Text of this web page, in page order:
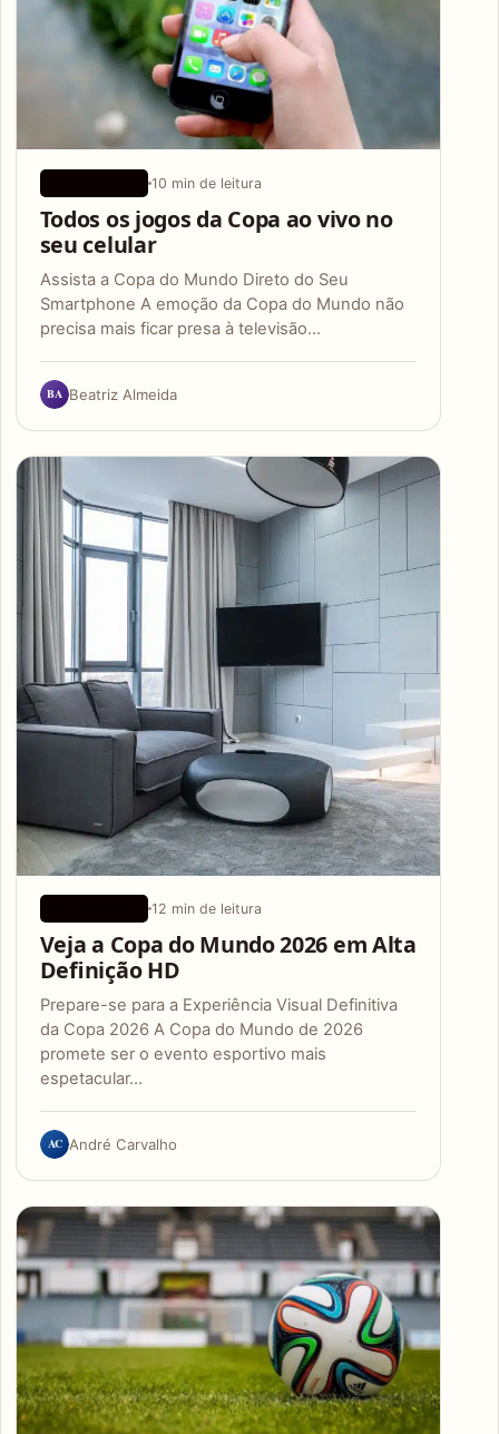
10 min de leitura
Todos os jogos da Copa ao vivo no
seu celular
Assista a Copa do Mundo Direto do Seu
Smartphone A emoção da Copa do Mundo não
precisa mais ficar presa à televisão…
BA Beatriz Almeida
12 min de leitura
Veja a Copa do Mundo 2026 em Alta
Definição HD
Prepare-se para a Experiência Visual Definitiva
da Copa 2026 A Copa do Mundo de 2026
promete ser o evento esportivo mais
espetacular…
AC André Carvalho